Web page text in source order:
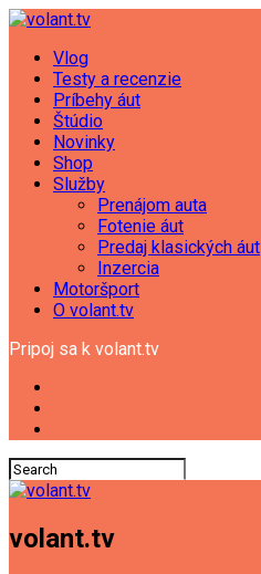
Vlog
Testy a recenzie
Príbehy áut
Štúdio
Novinky
Shop
Služby
Prenájom auta
Fotenie áut
Predaj klasických áut
Inzercia
Motoršport
O volant.tv
Pripoj sa k volant.tv
volant.tv